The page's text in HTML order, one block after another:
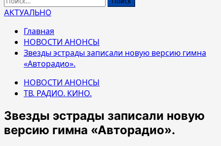
АКТУАЛЬНО
Главная
НОВОСТИ АНОНСЫ
Звезды эстрады записали новую версию гимна
«Авторадио».
НОВОСТИ АНОНСЫ
ТВ. РАДИО. КИНО.
Звезды эстрады записали новую
версию гимна «Авторадио».